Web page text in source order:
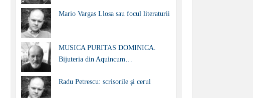
Mario Vargas Llosa sau focul literaturii
MUSICA PURITAS DOMINICA.
Bijuteria din Aquincum…
Radu Petrescu: scrisorile şi cerul